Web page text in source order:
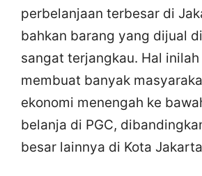
perbelanjaan terbesar di
bahkan barang yang dijual
sangat terjangkau. Hal
membuat banyak
ekonomi menengah ke
belanja di PGC,
besar lainnya di Kota